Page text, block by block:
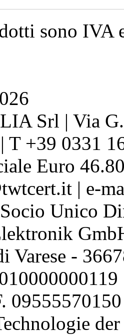
sono IVA
Srl | Via
T +39 0331
Euro
| e-
Unico
Varese -
09555570150